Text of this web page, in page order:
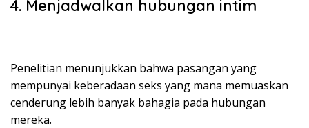
4. Menjadwalkan hubungan intim
Penelitian menunjukkan bahwa pasangan yang
mempunyai keberadaan seks yang mana memuaskan
cenderung lebih banyak bahagia pada hubungan
mereka.